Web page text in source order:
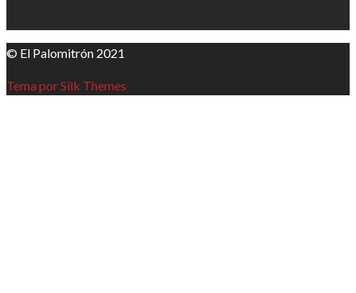
© El Palomitrón 2021
Tema por Silk Themes